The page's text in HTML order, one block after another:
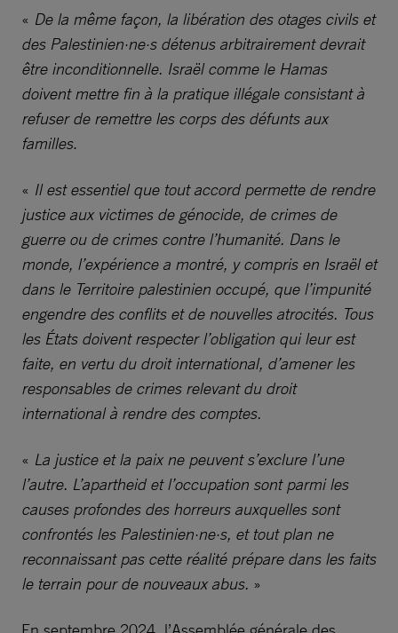
« De la même façon, la libération des otages civils et
des Palestinien·ne·s détenus arbitrairement devrait
être inconditionnelle. Israël comme le Hamas
doivent mettre fin à la pratique illégale consistant à
refuser de remettre les corps des défunts aux
familles.
« Il est essentiel que tout accord permette de rendre
justice aux victimes de génocide, de crimes de
guerre ou de crimes contre l’humanité. Dans le
monde, l’expérience a montré, y compris en Israël et
dans le Territoire palestinien occupé, que l’impunité
engendre des conflits et de nouvelles atrocités. Tous
les États doivent respecter l’obligation qui leur est
faite, en vertu du droit international, d’amener les
responsables de crimes relevant du droit
international à rendre des comptes.
« La justice et la paix ne peuvent s’exclure l’une
l’autre. L’apartheid et l’occupation sont parmi les
causes profondes des horreurs auxquelles sont
confrontés les Palestinien·ne·s, et tout plan ne
reconnaissant pas cette réalité prépare dans les faits
le terrain pour de nouveaux abus. »